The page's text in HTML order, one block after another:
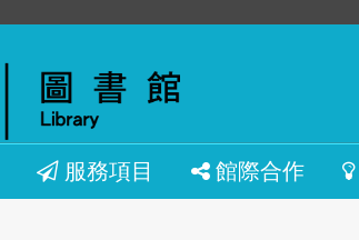
服務項目 館際合作